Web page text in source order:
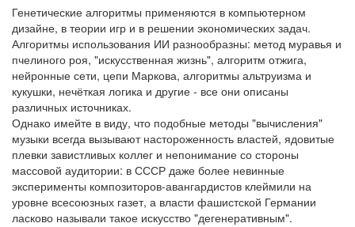
Генетические алгоритмы применяются в компьютерном
дизайне, в теории игр и в решении экономических задач.
Алгоритмы использования ИИ разнообразны: метод муравья и
пчелиного роя, "искусственная жизнь", алгоритм отжига,
нейронные сети, цепи Маркова, алгоритмы альтруизма и
кукушки, нечёткая логика и другие - все они описаны
различных источниках.
Однако имейте в виду, что подобные методы "вычисления"
музыки всегда вызывают настороженность властей, ядовитые
плевки завистливых коллег и непонимание со стороны
массовой аудитории: в СССР даже более невинные
эксперименты композиторов-авангардистов клеймили на
уровне всесоюзных газет, а власти фашистской Германии
ласково называли такое искусство "дегенеративным".